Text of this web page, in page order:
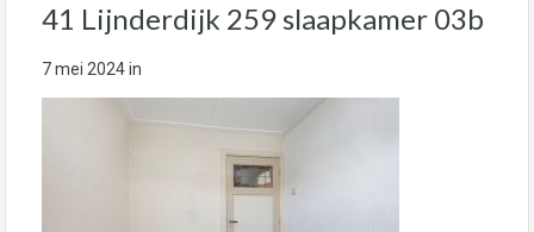
41 Lijnderdijk 259 slaapkamer 03b
7 mei 2024in